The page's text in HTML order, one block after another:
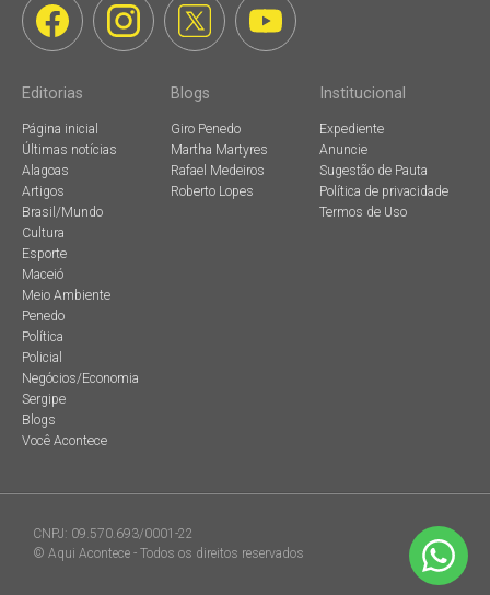
Editorias
Página inicial
Últimas notícias
Alagoas
Artigos
Brasil/Mundo
Cultura
Esporte
Maceió
Meio Ambiente
Penedo
Política
Policial
Negócios/Economia
Sergipe
Blogs
Você Acontece
Blogs
Giro Penedo
Martha Martyres
Rafael Medeiros
Roberto Lopes
Institucional
Expediente
Anuncie
Sugestão de Pauta
Política de privacidade
Termos de Uso
CNPJ: 09.570.693/0001-22
© Aqui Acontece - Todos os direitos reservados